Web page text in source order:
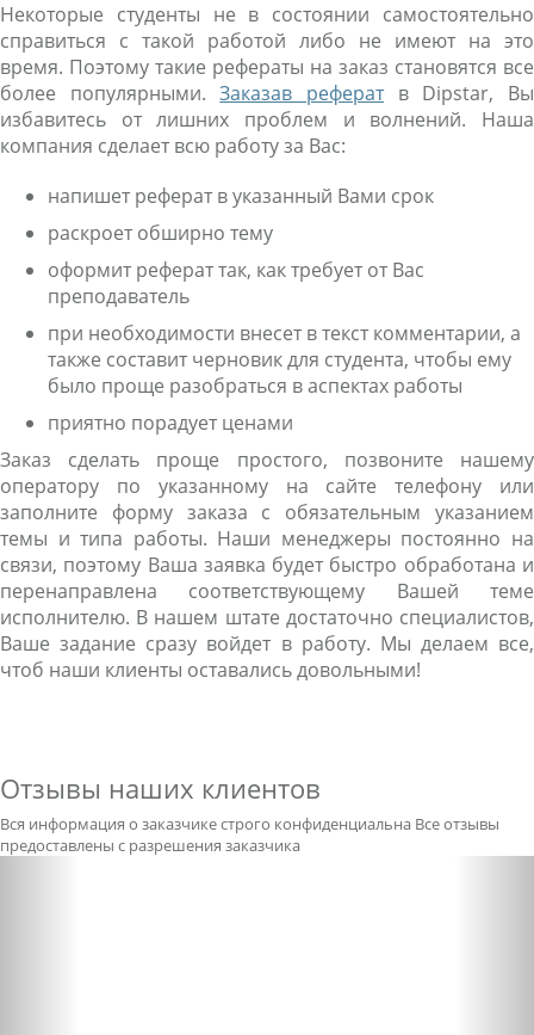
Некоторые студенты не в состоянии самостоятельно
справиться с такой работой либо не имеют на это
время. Поэтому такие рефераты на заказ становятся все
более популярными.Заказав рефератв Dipstar, Вы
избавитесь от лишних проблем и волнений. Наша
компания сделает всю работу за Вас:
напишет реферат в указанный Вами срок
раскроет обширно тему
оформит реферат так, как требует от Вас
преподаватель
при необходимости внесет в текст комментарии, а
также составит черновик для студента, чтобы ему
было проще разобраться в аспектах работы
приятно порадует ценами
Заказ сделать проще простого, позвоните нашему
оператору по указанному на сайте телефону или
заполните форму заказа с обязательным указанием
темы и типа работы. Наши менеджеры постоянно на
связи, поэтому Ваша заявка будет быстро обработана и
перенаправлена соответствующему Вашей теме
исполнителю. В нашем штате достаточно специалистов,
Ваше задание сразу войдет в работу. Мы делаем все,
чтоб наши клиенты оставались довольными!
Отзывы наших клиентов
Вся информация о заказчике строго конфиденциальна Все отзывы
предоставлены с разрешения заказчика